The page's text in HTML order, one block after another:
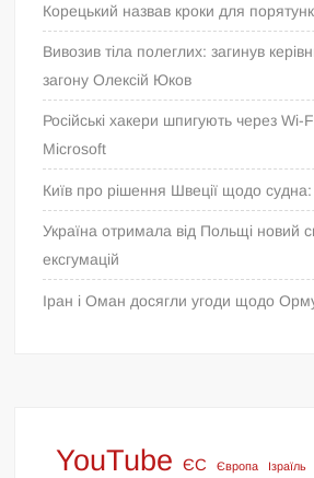
Корецький назвав кроки для
Вивозив тіла полеглих: загинув
загону Олексій Юков
Російські хакери шпигують через Wi-
Microsoft
Київ про рішення Швеції щодо
Україна отримала від Польщі новий
ексгумацій
Іран і Оман досягли угоди щодо
YouTube ЄС Європа Ізраїль